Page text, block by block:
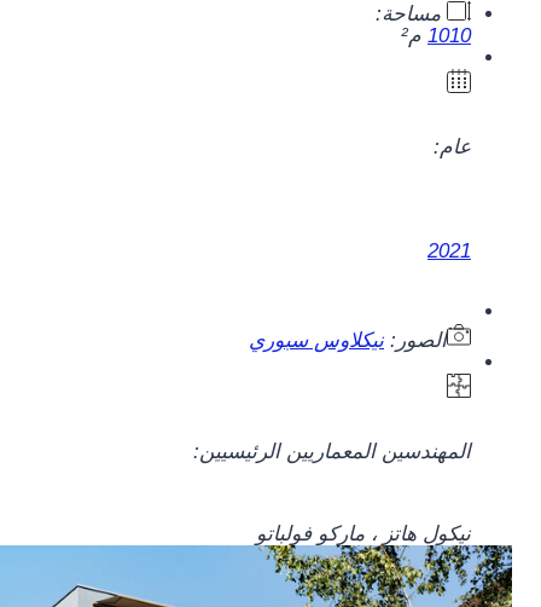
مساحة:
1010 م²
عام:
2021
الصور: نيكلاوس سبوري
المهندسين المعماريين الرئيسيين:
نيكول هاتز ، ماركو فولباتو